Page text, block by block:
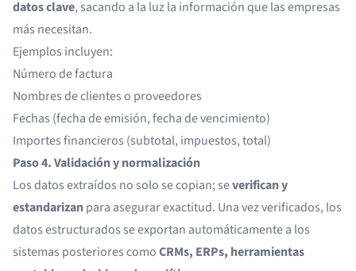
datos clave, sacando a la luz la información que las empresas
más necesitan.
Ejemplos incluyen:
Número de factura
Nombres de clientes o proveedores
Fechas (fecha de emisión, fecha de vencimiento)
Importes financieros (subtotal, impuestos, total)
Paso 4. Validación y normalización
Los datos extraídos no solo se copian; severifican y
estandarizanpara asegurar exactitud. Una vez verificados, los
datos estructurados se exportan automáticamente a los
sistemas posteriores comoCRMs, ERPs, herramientas